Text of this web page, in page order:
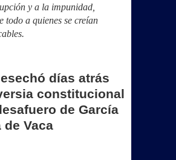
y a la impunidad,
todo a quienes se creían
días atrás
constitucional
de García
de Vaca